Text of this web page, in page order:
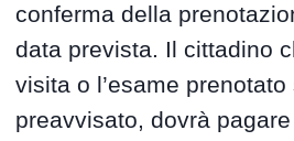
conferma della
data prevista. Il cittadino
visita o l’esame
preavvisato, dovrà